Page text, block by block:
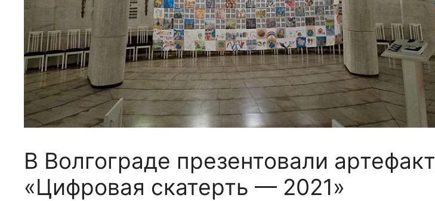
В Волгограде презентовали артефакт
«Цифровая скатерть — 2021»